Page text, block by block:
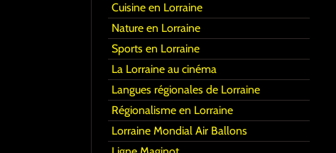
Cuisine en Lorraine
Nature en Lorraine
Sports en Lorraine
La Lorraine au cinéma
Langues régionales de Lorraine
Régionalisme en Lorraine
Lorraine Mondial Air Ballons